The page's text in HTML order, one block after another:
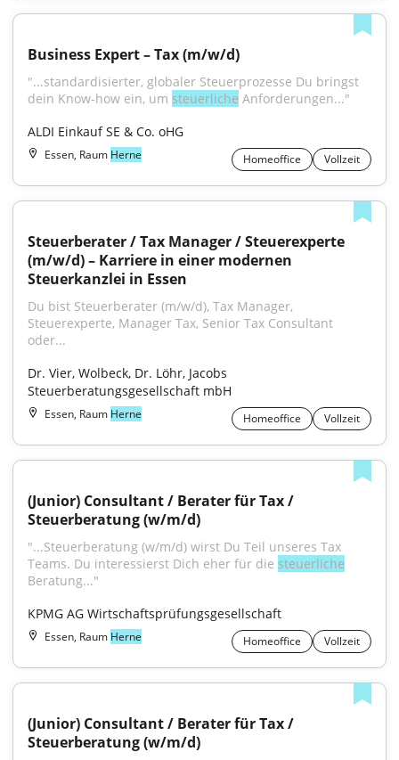
Business Expert – Tax (m/w/d)
"...standardisierter, globaler Steuerprozesse Du bringst
dein Know-how ein, um steuerliche Anforderungen..."
ALDI Einkauf SE & Co. oHG
Essen, Raum Herne Homeoffice Vollzeit
Steuerberater / Tax Manager / Steuerexperte
(m/w/d) – Karriere in einer modernen
Steuerkanzlei in Essen
Du bist Steuerberater (m/w/d), Tax Manager,
Steuerexperte, Manager Tax, Senior Tax Consultant
oder...
Dr. Vier, Wolbeck, Dr. Löhr, Jacobs
Steuerberatungsgesellschaft mbH
Essen, Raum Herne Homeoffice Vollzeit
(Junior) Consultant / Berater für Tax /
Steuerberatung (w/m/d)
"...Steuerberatung (w/m/d) wirst Du Teil unseres Tax
Teams. Du interessierst Dich eher für die steuerliche
Beratung..."
KPMG AG Wirtschaftsprüfungsgesellschaft
Essen, Raum Herne Homeoffice Vollzeit
(Junior) Consultant / Berater für Tax /
Steuerberatung (w/m/d)